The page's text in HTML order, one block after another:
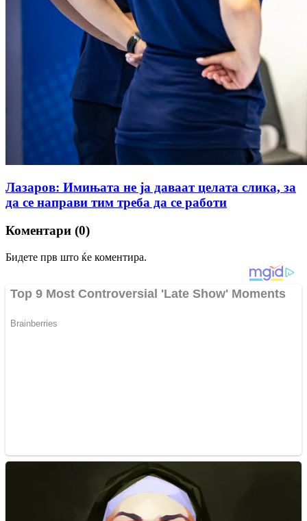
Лазаров: Имињата не ја даваат целата слика, за
да се направи тим треба да се работи
Коментари (0)
Бидете прв што ќе коментира.